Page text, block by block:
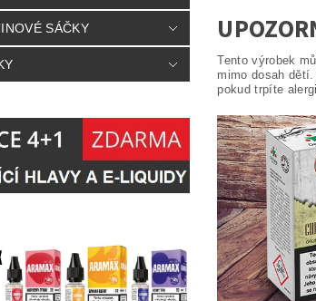
SÁČKY
Tento výrobek
mimo dosah
pokud trpíte